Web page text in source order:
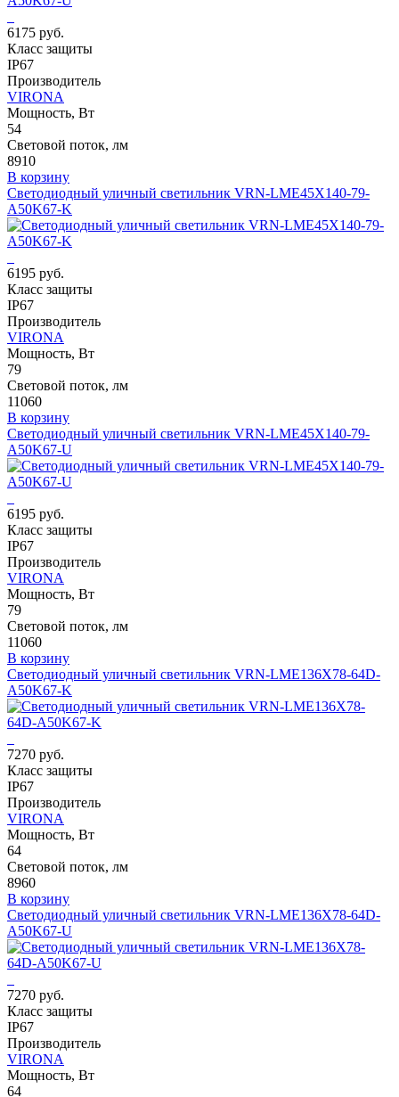
6175 руб.
Класс защиты
IP67
Производитель
VIRONA
Мощность, Вт
54
Световой поток, лм
8910
В корзину
Светодиодный уличный светильник VRN-LME45X140-79-
A50K67-K
6195 руб.
Класс защиты
IP67
Производитель
VIRONA
Мощность, Вт
79
Световой поток, лм
11060
В корзину
Светодиодный уличный светильник VRN-LME45X140-79-
A50K67-U
6195 руб.
Класс защиты
IP67
Производитель
VIRONA
Мощность, Вт
79
Световой поток, лм
11060
В корзину
Светодиодный уличный светильник VRN-LME136X78-64D-
A50K67-K
7270 руб.
Класс защиты
IP67
Производитель
VIRONA
Мощность, Вт
64
Световой поток, лм
8960
В корзину
Светодиодный уличный светильник VRN-LME136X78-64D-
A50K67-U
7270 руб.
Класс защиты
IP67
Производитель
VIRONA
Мощность, Вт
64